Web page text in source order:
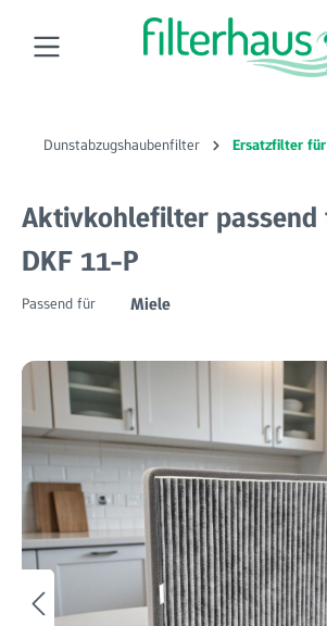
Zum Hauptinhalt springen
Dunstabzugshaubenfilter Ersatzfilter
Aktivkohlefilter
DKF 11-P
Passend für Miele
Bildergalerie überspringen